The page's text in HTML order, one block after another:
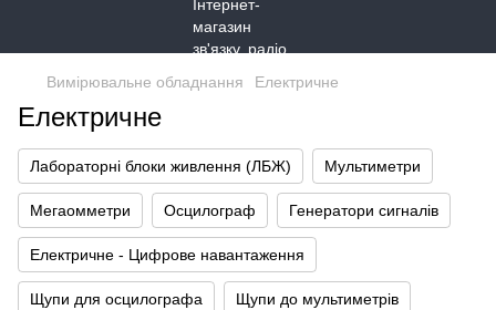
Вимірювальне обладнання Електричне
Електричне
Лабораторні блоки живлення (ЛБЖ) Мультиметри
Мегаомметри Осцилограф Генератори сигналів
Електричне - Цифрове навантаження
Щупи для осцилографа Щупи до мультиметрів